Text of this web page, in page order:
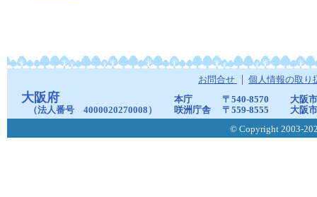
お問合せ 個人情報の取り
大阪府
（法人番号 4000020270008）
本庁 〒540-8570
大阪
咲洲庁舎
〒559-8555
大阪
© Copyright 2003-